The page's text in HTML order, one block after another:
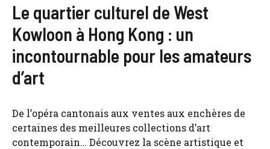
Le quartier culturel de West
Kowloon à Hong Kong : un
incontournable pour les amateurs
d’art
De l’opéra cantonais aux ventes aux enchères de
certaines des meilleures collections d’art
contemporain… Découvrez la scène artistique et